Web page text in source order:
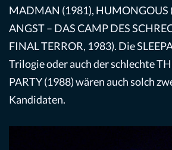
MADMAN (1981), HUMONGOUS
ANGST – DAS CAMP DES
FINAL TERROR, 1983). Die
Trilogie oder auch der schlechte
PARTY (1988) wären auch solch
Kandidaten.